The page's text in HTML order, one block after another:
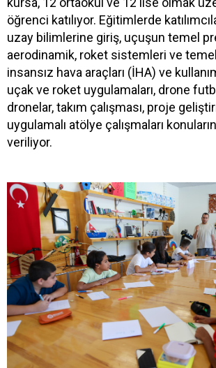
öğrenci katılıyor. Eğitimlerde
uzay bilimlerine giriş, uçuşun temel
aerodinamik, roket sistemleri ve temel
insansız hava araçları (İHA) ve
uçak ve roket uygulamaları, drone
dronelar, takım çalışması, proje
uygulamalı atölye çalışmaları
veriliyor.